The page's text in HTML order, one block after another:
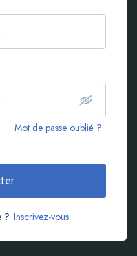
Mot de passe oublié ?
? Inscrivez-vous